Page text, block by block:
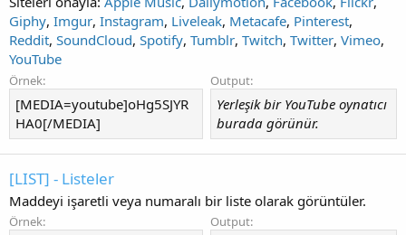
Giphy, Imgur, Instagram, Liveleak, Metacafe, Pinterest,
Reddit, SoundCloud, Spotify, Tumblr, Twitch, Twitter, Vimeo,
YouTube
Örnek:
[MEDIA=youtube]oHg5SJYR
HA0[/MEDIA]
Output:
Yerleşik bir YouTube oynatıcı
burada görünür.
[LIST] - Listeler
Maddeyi işaretli veya numaralı bir liste olarak görüntüler.
Örnek: Output: